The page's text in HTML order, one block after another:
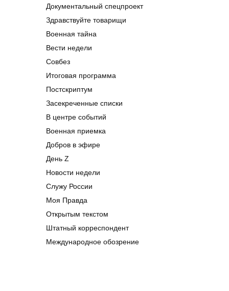
Документальный спецпроект
Здравствуйте товарищи
Военная тайна
Вести недели
Совбез
Итоговая программа
Постскриптум
Засекреченные списки
В центре событий
Военная приемка
Добров в эфире
День Z
Новости недели
Служу России
Моя Правда
Открытым текстом
Штатный корреспондент
Международное обозрение